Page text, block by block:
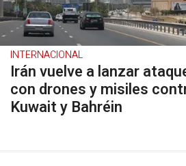
INTERNACIONAL
Irán vuelve a lanzar
con drones y misiles
Kuwait y Bahréin